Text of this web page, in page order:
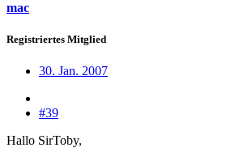
mac
Registriertes Mitglied
30. Jan. 2007
#39
Hallo SirToby,